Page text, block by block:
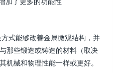
式能够改善金属微观结构，并
那些锻造或铸造的材料（取决
机械和物理性能一样或更好。